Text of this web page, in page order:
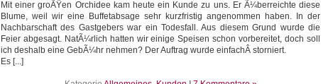
Mit einer groÃŸen Orchidee kam heute ein Kunde zu uns. Er Ã¼berreichte diese
Blume, weil wir eine Buffetabsage sehr kurzfristig angenommen haben. In der
Nachbarschaft des Gastgebers war ein Todesfall. Aus diesem Grund wurde die
Feier abgesagt. NatÃ¼rlich hatten wir einige Speisen schon vorbereitet, doch soll
ich deshalb eine GebÃ¼hr nehmen? Der Auftrag wurde einfachÂ storniert.
Es [...]